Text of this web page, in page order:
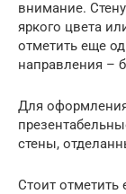
внимание.
яркого цвета
отметить еще
направления –
Для
стены,
Стоит отметить